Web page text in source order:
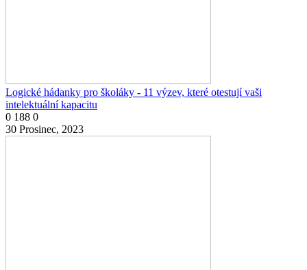
Logické hádanky pro školáky - 11 výzev, které otestují vaši
intelektuální kapacitu
0 188 0
30 Prosinec, 2023